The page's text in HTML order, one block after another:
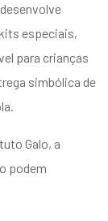
especiais,
para crianças
simbólica de
Galo, a
podem